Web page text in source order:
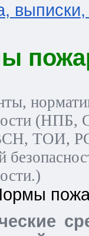
ТОИ,